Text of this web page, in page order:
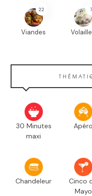
22
Viandes
7
30 Minutes
maxi
Apéro
Chandeleur
Cinco
Mayo